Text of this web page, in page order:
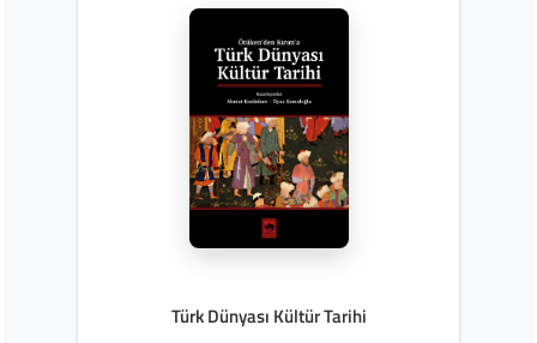
Türk Dünyası Kültür Tarihi